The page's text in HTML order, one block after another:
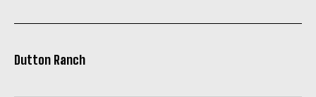
Dutton Ranch